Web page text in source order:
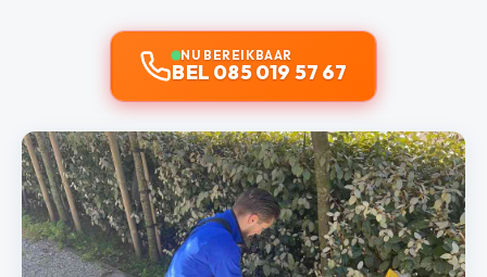
NU BEREIKBAAR
BEL 085 019 57 67